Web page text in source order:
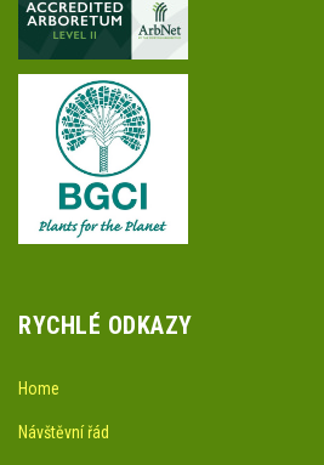
RYCHLÉ ODKAZY
Home
Návštěvní řád